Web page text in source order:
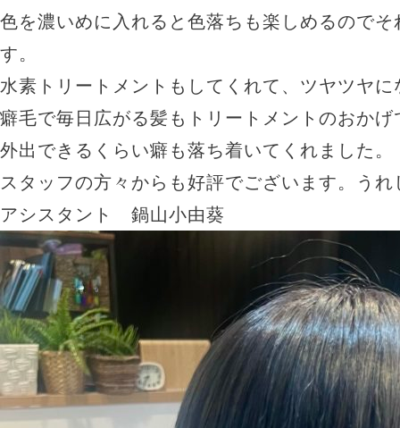
色を濃いめに入れると色落ちも楽しめるので
す。
水素トリートメントもしてくれて、ツヤツヤ
癖毛で毎日広がる髪もトリートメントのおか
外出できるくらい癖も落ち着いてくれました。
スタッフの方々からも好評でございます。うれ
アシスタント 鍋山小由葵